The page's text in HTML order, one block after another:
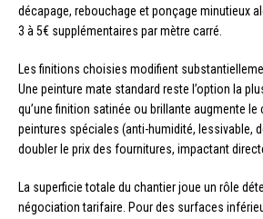
décapage, rebouchage et ponçage minutieux
3 à 5€ supplémentaires par mètre carré.
Les finitions choisies modifient
Une peinture mate standard reste l’option la
qu’une finition satinée ou brillante augmente le
peintures spéciales (anti-humidité, lessivable,
doubler le prix des fournitures, impactant
La superficie totale du chantier joue un rôle
négociation tarifaire. Pour des surfaces